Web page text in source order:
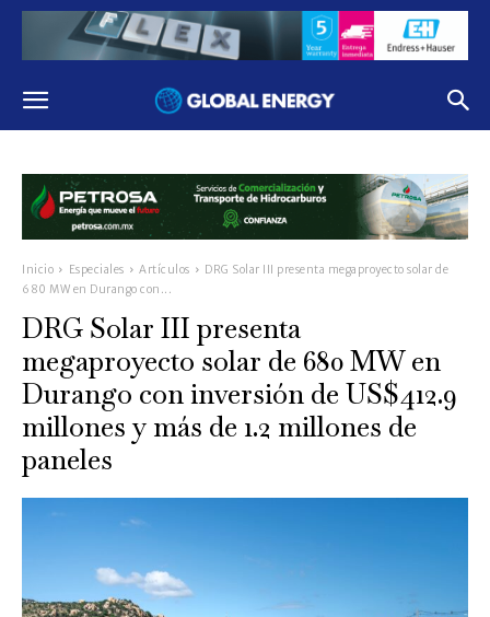
Inicio Especiales Artículos
DRG Solar III presenta megaproyecto solar de
680 MW en Durango con...
DRG Solar III presenta
megaproyecto solar de 680 MW en
Durango con inversión de US$412.9
millones y más de 1.2 millones de
paneles